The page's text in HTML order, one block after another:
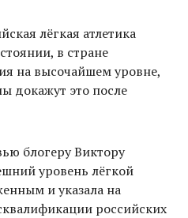
лёгкая атлетика
в стране
на высочайшем уровне,
докажут это после
блогеру Виктору
уровень лёгкой
и указала на
российских